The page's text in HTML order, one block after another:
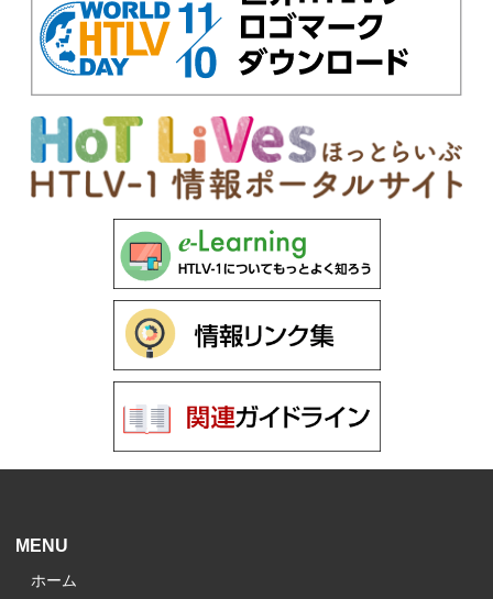
MENU
ホーム